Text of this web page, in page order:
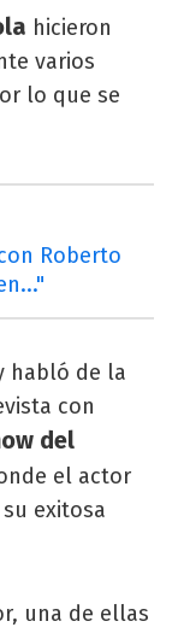
hicieron
varios
lo que se
Roberto
habló de la
con
del
el actor
exitosa
una de ellas